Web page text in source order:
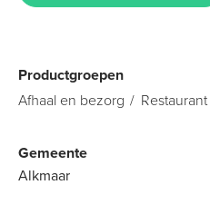
Productgroepen
Afhaal en bezorg Restaurant
Gemeente
Alkmaar